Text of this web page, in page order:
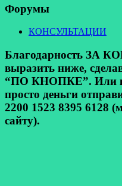
Форумы
КОНСУЛЬТАЦИИ
Благодарность ЗА
выразить ниже,
“ПО КНОПКЕ”. Или
просто деньги
2200 1523 8395 6128
сайту).